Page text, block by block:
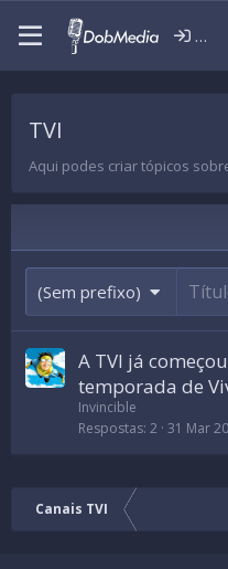
TVI
Aqui podes criar tópicos
(Sem prefixo)
A TVI já
temporada de
Invincible
Respostas 2 31 Mar
Canais TVI